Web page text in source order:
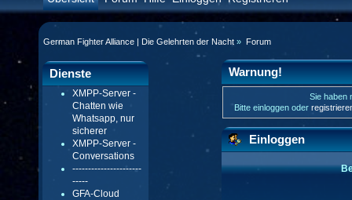
German Fighter Alliance | Die Gelehrten der Nacht » Forum
Dienste
XMPP-Server -
Chatten wie
Whatsapp, nur
sicherer
XMPP-Server -
Conversations
----------------------
-----
GFA-Cloud
Warnung!
Sie haben
Bitte einloggen oder
Einloggen